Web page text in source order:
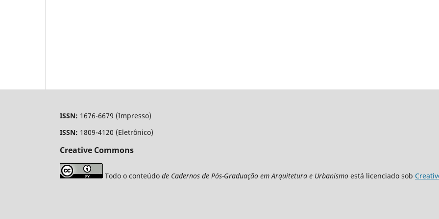
ISSN: 1676-6679 (Impresso)
ISSN: 1809-4120 (Eletrônico)
Creative Commons
Todo o conteúdo de Cadernos de Pós-Graduação em Arquitetura e Urbanismo está licenciado sob